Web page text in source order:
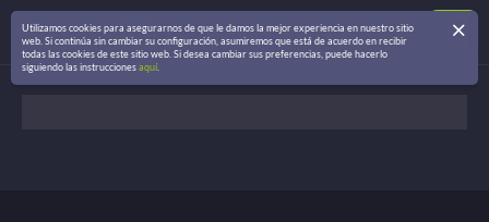
Utilizamos cookies para asegurarnos de que le damos la mejor experiencia en nuestro sitio
web. Si continúa sin cambiar su configuración, asumiremos que está de acuerdo en recibir
todas las cookies de este sitio web. Si desea cambiar sus preferencias, puede hacerlo
siguiendo las instruccionesaquí